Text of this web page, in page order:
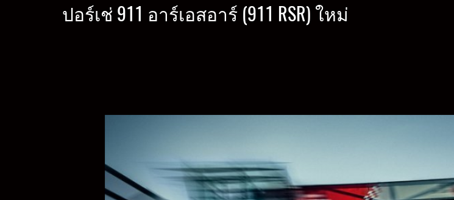
ปอร์เช่ 911 อาร์เอสอาร์ (911 RSR) ใหม่